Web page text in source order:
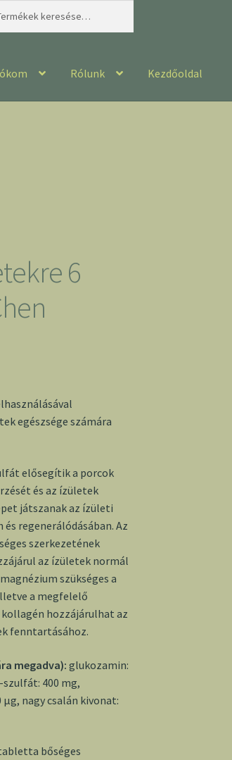
Rólunk Kezdőoldal
6
egészsége számára
elősegítik a porcok
és az ízületek
játszanak az ízületi
regenerálódásában. Az
szerkezetének
az ízületek normál
szükséges a
a megfelelő
hozzájárulhat az
fenntartásához.
megadva):glukozamin:
szulfát: 400 mg,
nagy csalán kivonat:
bőséges